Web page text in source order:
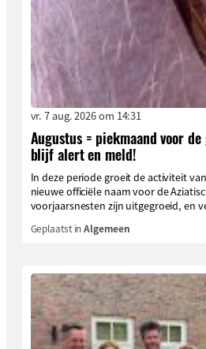
vr. 7 aug. 2026 om 14:31
Augustus = piekmaand voor
blijf alert en meld!
In deze periode groeit de activiteit
nieuwe officiële naam voor de
voorjaarsnesten zijn uitgegroeid, en
Geplaatst inAlgemeen